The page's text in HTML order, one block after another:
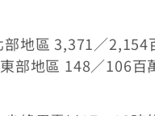
地區 3,371／2,154
部地區 148／106百